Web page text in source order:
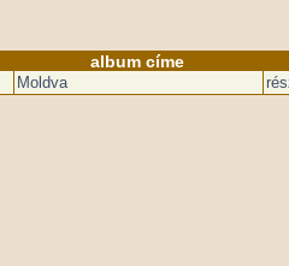
album címe
Moldva